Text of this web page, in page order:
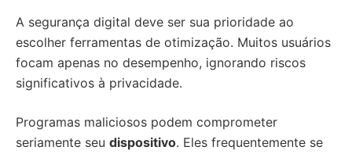
A segurança digital deve ser sua prioridade ao
escolher ferramentas de otimização. Muitos usuários
focam apenas no desempenho, ignorando riscos
significativos à privacidade.
Programas maliciosos podem comprometer
seriamente seu dispositivo. Eles frequentemente se